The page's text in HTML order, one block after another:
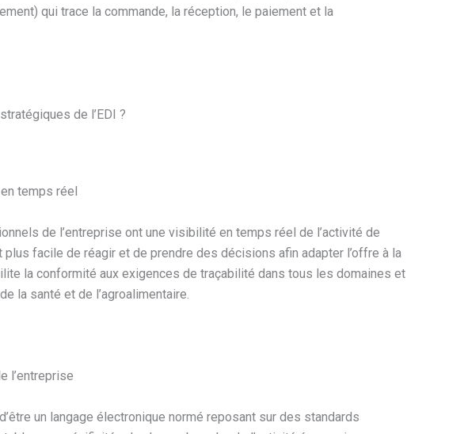
qui trace la commande, la réception, le paiement et la
de l’EDI ?
temps réel
de l’entreprise ont une visibilité en temps réel de l’activité de
plus facile de réagir et de prendre des décisions afin adapter l’offre à la
la conformité aux exigences de traçabilité dans tous les domaines et
la santé et de l’agroalimentaire.
l’entreprise
un langage électronique normé reposant sur des standards